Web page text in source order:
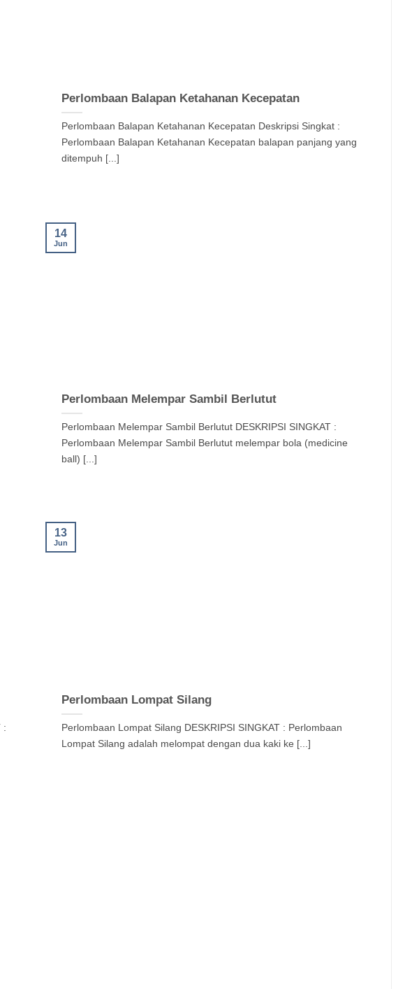
Perlombaan Balapan Ketahanan Kecepatan
Perlombaan Balapan Ketahanan Kecepatan Deskripsi Singkat :
Perlombaan Balapan Ketahanan Kecepatan balapan panjang yang
ditempuh [...]
Perlombaan Melempar Sambil Berlutut
Perlombaan Melempar Sambil Berlutut DESKRIPSI SINGKAT :
Perlombaan Melempar Sambil Berlutut melempar bola (medicine
ball) [...]
14
Jun
:
Perlombaan Lompat Silang
Perlombaan Lompat Silang DESKRIPSI SINGKAT : Perlombaan
Lompat Silang adalah melompat dengan dua kaki ke [...]
13
Jun